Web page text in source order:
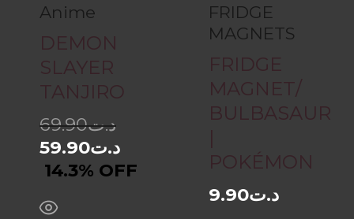
Anime
DEMON
SLAYER
TANJIRO
د.ت69.90
د.ت59.90
14.3% OFF
FRIDGE
MAGNETS
FRIDGE
MAGNET/
BULBASAUR
|
POKÉMON
د.ت9.90